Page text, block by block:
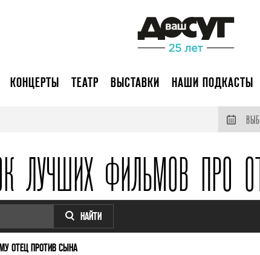
КОНЦЕРТЫ ТЕАТР ВЫСТАВКИ НАШИ ПОДКАСТЫ
ЛУЧШИХ ФИЛЬМОВ ПРО
НАЙТИ
ОТЕЦ ПРОТИВ СЫНА